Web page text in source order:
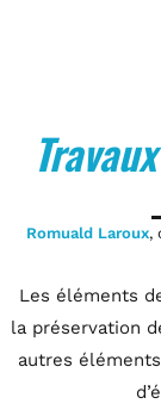
Romuald Laroux,
Les éléments
la préservation
autres